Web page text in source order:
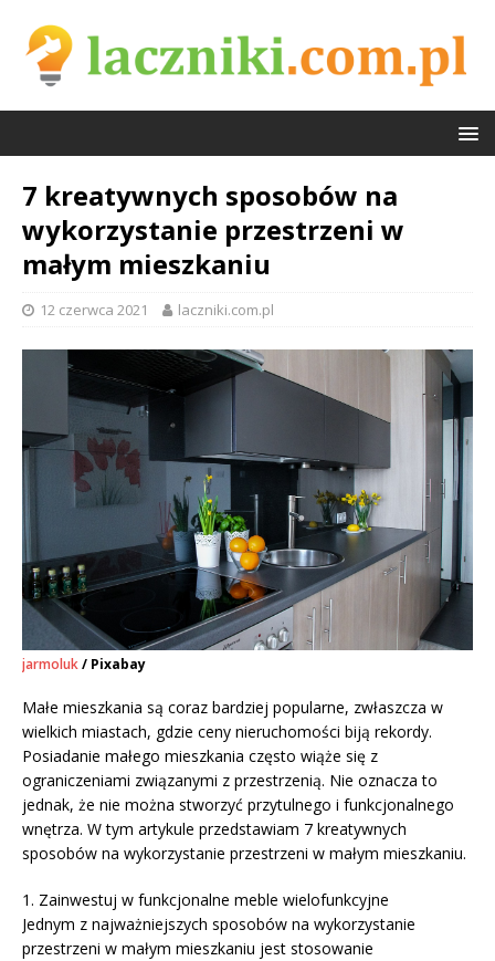
7 kreatywnych sposobów na
wykorzystanie przestrzeni w
małym mieszkaniu
12 czerwca 2021 laczniki.com.pl
jarmoluk/ Pixabay
Małe mieszkania są coraz bardziej popularne, zwłaszcza w
wielkich miastach, gdzie ceny nieruchomości biją rekordy.
Posiadanie małego mieszkania często wiąże się z
ograniczeniami związanymi z przestrzenią. Nie oznacza to
jednak, że nie można stworzyć przytulnego i funkcjonalnego
wnętrza. W tym artykule przedstawiam 7 kreatywnych
sposobów na wykorzystanie przestrzeni w małym mieszkaniu.
1. Zainwestuj w funkcjonalne meble wielofunkcyjne
Jednym z najważniejszych sposobów na wykorzystanie
przestrzeni w małym mieszkaniu jest stosowanie